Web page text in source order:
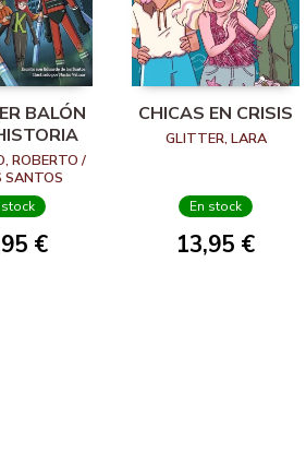
BALÓN
ROBERTO /
SANTOS
EDUARDO
stock
€
CHICAS EN CRISIS
GLITTER, LARA
En stock
13,95 €